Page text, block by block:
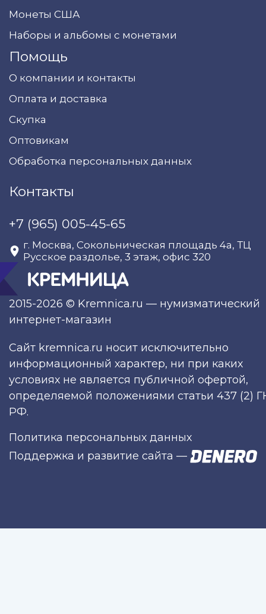
2015-2026 © Kremnica.ru — нумизматический
интернет-магазин
Монеты США
Наборы и альбомы с монетами
Помощь
О компании и контакты
Оплата и доставка
Скупка
Оптовикам
Обработка персональных данных
Контакты
+7 (965) 005-45-65
г. Москва, Сокольническая площадь 4а, ТЦ
Русское раздолье, 3 этаж, офис 320
Сайт kremnica.ru носит исключительно
информационный характер, ни при каких
условиях не является публичной офертой,
определяемой положениями статьи 437 (2)
РФ.
Политика персональных данных
Поддержка и развитие сайта —